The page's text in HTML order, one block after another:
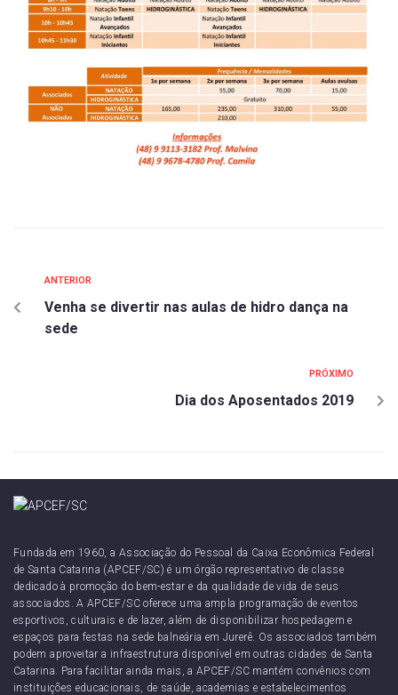
ANTERIOR
Venha se divertir nas aulas de hidro dança na
sede
PRÓXIMO
Dia dos Aposentados 2019
Fundada em 1960, a Associação do Pessoal da Caixa Econômica Federal
de Santa Catarina (APCEF/SC) é um órgão representativo de classe
dedicado à promoção do bem-estar e da qualidade de vida de seus
associados. A APCEF/SC oferece uma ampla programação de eventos
esportivos, culturais e de lazer, além de disponibilizar hospedagem e
espaços para festas na sede balneária em Jurerê. Os associados também
podem aproveitar a infraestrutura disponível em outras cidades de Santa
Catarina. Para facilitar ainda mais, a APCEF/SC mantém convênios com
instituições educacionais, de saúde, academias e estabelecimentos